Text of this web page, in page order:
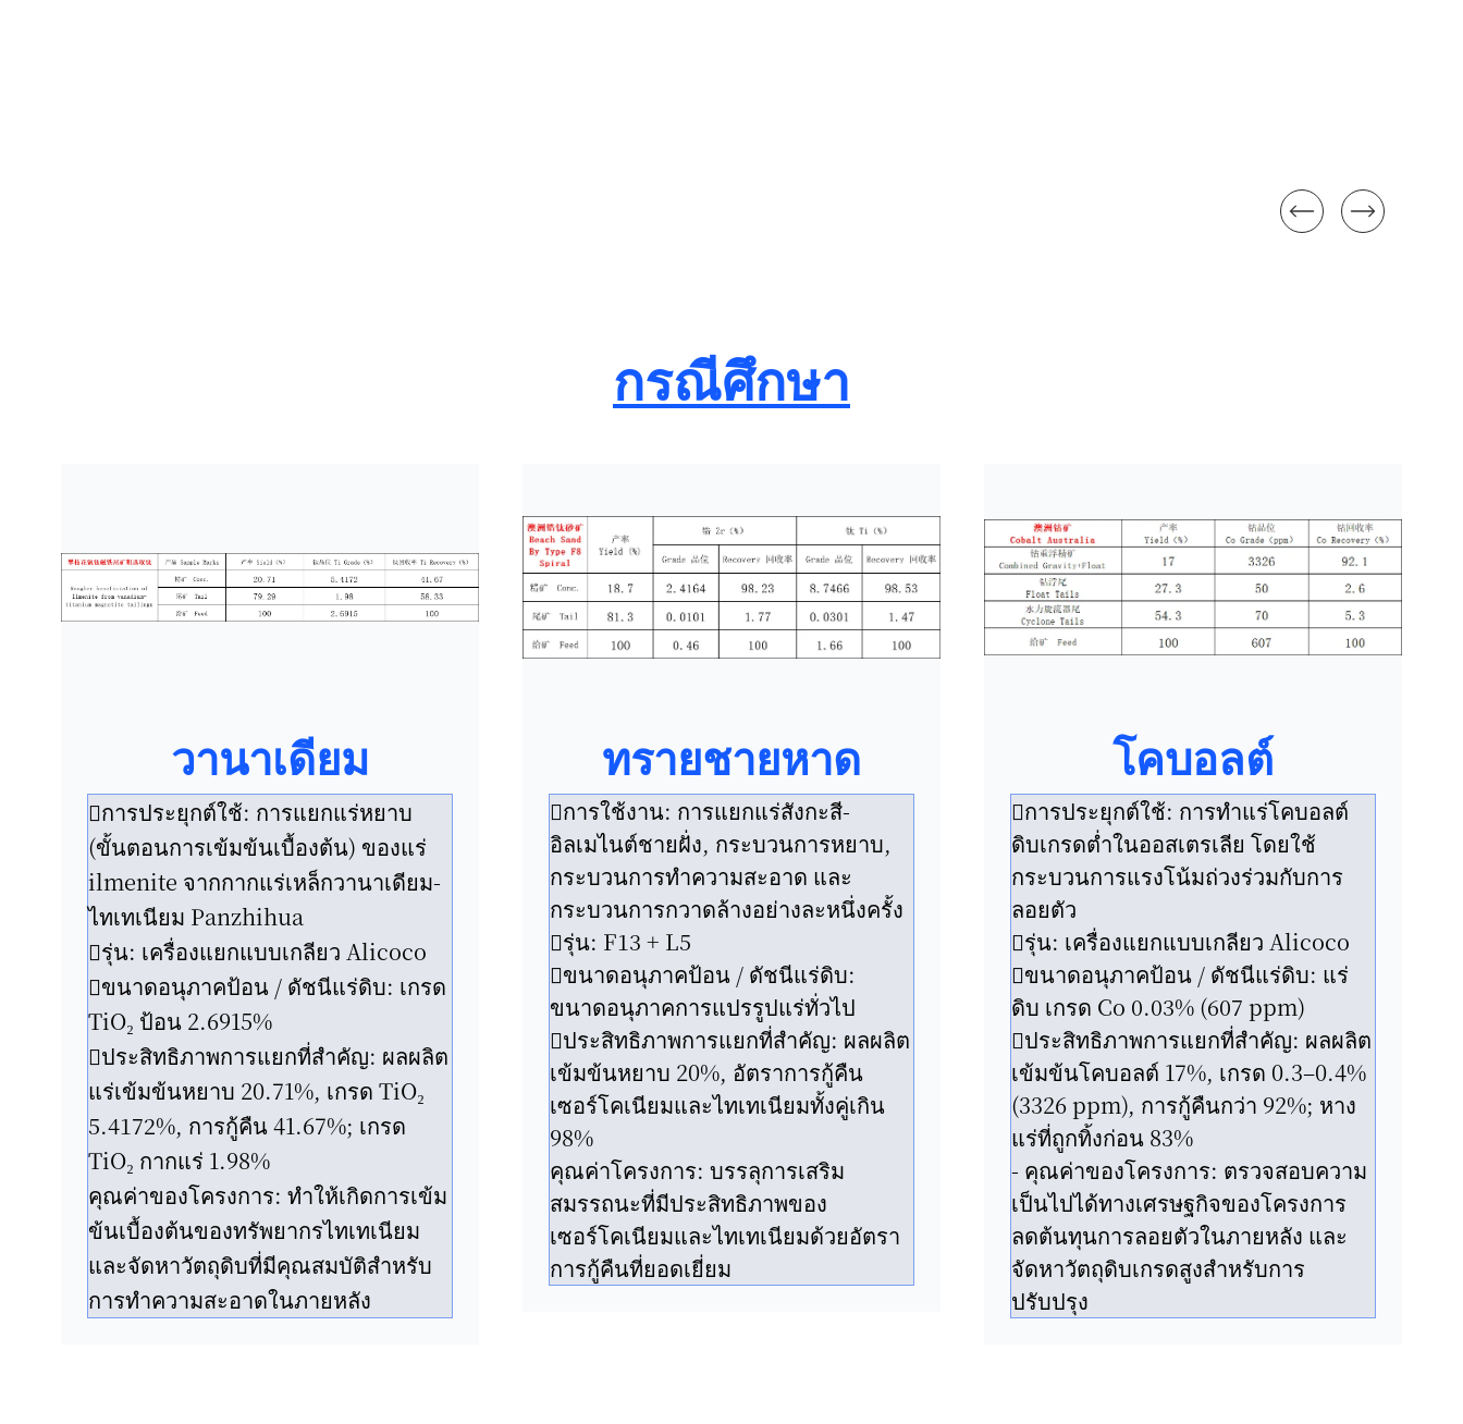
กรณีศึกษา
วานาเดียม
การประยุกต์ใช้: การแยกแร่หยาบ
(ขั้นตอนการเข้มข้นเบื้องต้น) ของแร่
ilmenite จากกากแร่เหล็กวานาเดียม-
ไทเทเนียม Panzhihua
รุ่น: เครื่องแยกแบบเกลียว Alicoco
ขนาดอนุภาคป้อน / ดัชนีแร่ดิบ: เกรด
TiO₂ ป้อน 2.6915%
ประสิทธิภาพการแยกที่สำคัญ: ผลผลิต
แร่เข้มข้นหยาบ 20.71%, เกรด TiO₂
5.4172%, การกู้คืน 41.67%; เกรด
TiO₂ กากแร่ 1.98%
คุณค่าของโครงการ: ทำให้เกิดการเข้ม
ข้นเบื้องต้นของทรัพยากรไทเทเนียม
และจัดหาวัตถุดิบที่มีคุณสมบัติสำหรับ
การทำความสะอาดในภายหลัง
ทรายชายหาด
การใช้งาน: การแยกแร่สังกะสี-
อิลเมไนต์ชายฝั่ง, กระบวนการหยาบ,
กระบวนการทำความสะอาด และ
กระบวนการกวาดล้างอย่างละหนึ่งครั้ง
รุ่น: F13 + L5
ขนาดอนุภาคป้อน / ดัชนีแร่ดิบ:
ขนาดอนุภาคการแปรรูปแร่ทั่วไป
ประสิทธิภาพการแยกที่สำคัญ: ผลผลิต
เข้มข้นหยาบ 20%, อัตราการกู้คืน
เซอร์โคเนียมและไทเทเนียมทั้งคู่เกิน
98%
คุณค่าโครงการ: บรรลุการเสริม
สมรรถนะที่มีประสิทธิภาพของ
เซอร์โคเนียมและไทเทเนียมด้วยอัตรา
การกู้คืนที่ยอดเยี่ยม
โคบอลต์
การประยุกต์ใช้: การทำแร่โคบอลต์
ดิบเกรดต่ำในออสเตรเลีย โดยใช้
กระบวนการแรงโน้มถ่วงร่วมกับการ
ลอยตัว
รุ่น: เครื่องแยกแบบเกลียว Alicoco
ขนาดอนุภาคป้อน / ดัชนีแร่ดิบ: แร่
ดิบ เกรด Co 0.03% (607 ppm)
ประสิทธิภาพการแยกที่สำคัญ: ผลผลิต
เข้มข้นโคบอลต์ 17%, เกรด 0.3–0.4%
(3326 ppm), การกู้คืนกว่า 92%; หาง
แร่ที่ถูกทิ้งก่อน 83%
- คุณค่าของโครงการ: ตรวจสอบความ
เป็นไปได้ทางเศรษฐกิจของโครงการ
ลดต้นทุนการลอยตัวในภายหลัง และ
จัดหาวัตถุดิบเกรดสูงสำหรับการ
ปรับปรุง